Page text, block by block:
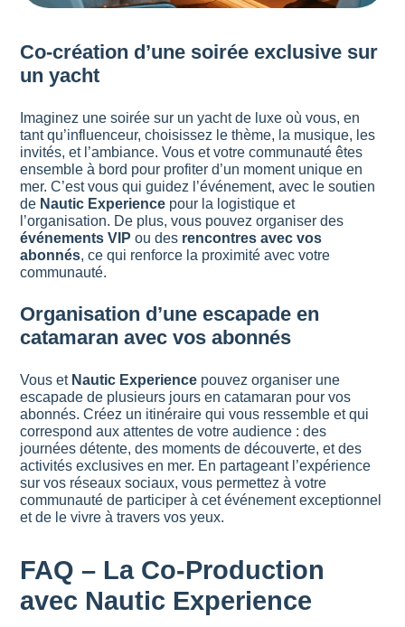
Co-création d’une soirée exclusive sur
un yacht
Imaginez une soirée sur un yacht de luxe où vous, en
tant qu’influenceur, choisissez le thème, la musique, les
invités, et l’ambiance. Vous et votre communauté êtes
ensemble à bord pour profiter d’un moment unique en
mer. C’est vous qui guidez l’événement, avec le soutien
de Nautic Experience pour la logistique et
l’organisation. De plus, vous pouvez organiser des
événements VIP ou des rencontres avec vos
abonnés, ce qui renforce la proximité avec votre
communauté.
Organisation d’une escapade en
catamaran avec vos abonnés
Vous et Nautic Experience pouvez organiser une
escapade de plusieurs jours en catamaran pour vos
abonnés. Créez un itinéraire qui vous ressemble et qui
correspond aux attentes de votre audience : des
journées détente, des moments de découverte, et des
activités exclusives en mer. En partageant l’expérience
sur vos réseaux sociaux, vous permettez à votre
communauté de participer à cet événement exceptionnel
et de le vivre à travers vos yeux.
FAQ – La Co-Production
avec Nautic Experience